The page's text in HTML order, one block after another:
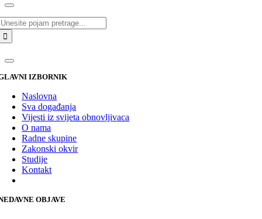
IZBORNIK
Naslovna
Sva događanja
Vijesti iz svijeta obnovljivaca
O nama
Radne skupine
Zakonski okvir
Studije
Kontakt
OBJAVE